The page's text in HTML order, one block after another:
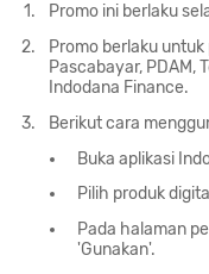
Promo ini berlaku
Promo berlaku untuk
Pascabayar, PDAM,
Indodana Finance.
Berikut cara
Buka aplikasi
Pilih produk
Pada halaman
'Gunakan'.